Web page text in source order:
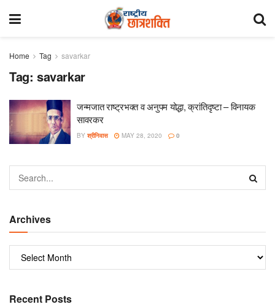
Home Tag savarkar
Tag: savarkar
जन्मजात राष्ट्रभक्त व अनुपम योद्धा, क्रांतिदृष्टा – विनायक
सावरकर
BY श्रीनिवास MAY 28, 2020 0
Archives
Recent Posts